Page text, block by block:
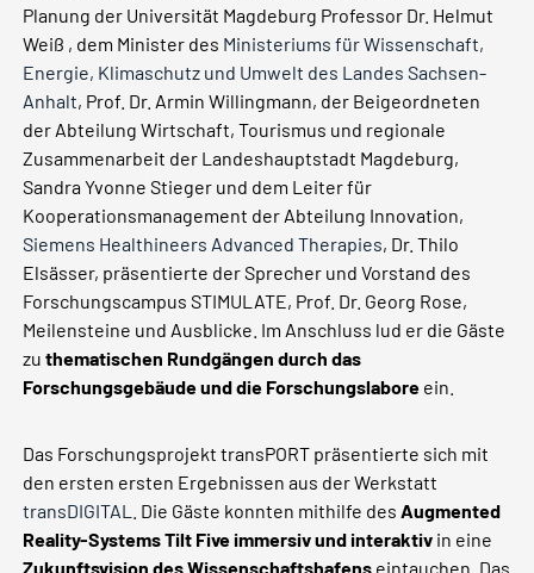
Planung der Universität Magdeburg Professor Dr. Helmut
Weiß , dem Minister des Ministeriums für Wissenschaft,
Energie, Klimaschutz und Umwelt des Landes Sachsen-
Anhalt, Prof. Dr. Armin Willingmann, der Beigeordneten
der Abteilung Wirtschaft, Tourismus und regionale
Zusammenarbeit der Landeshauptstadt Magdeburg,
Sandra Yvonne Stieger und dem Leiter für
Kooperationsmanagement der Abteilung Innovation,
Siemens Healthineers Advanced Therapies, Dr. Thilo
Elsässer, präsentierte der Sprecher und Vorstand des
Forschungscampus STIMULATE, Prof. Dr. Georg Rose,
Meilensteine und Ausblicke. Im Anschluss lud er die Gäste
zuthematischen Rundgängen durch das
Forschungsgebäude und die Forschungslabore ein.
Das Forschungsprojekt transPORT präsentierte sich mit
den ersten ersten Ergebnissen aus der Werkstatt
transDIGITAL
. Die Gäste konnten mithilfe desAugmented
Reality-Systems Tilt Five immersiv und interaktiv in eine
Zukunftsvision des Wissenschaftshafens eintauchen. Das